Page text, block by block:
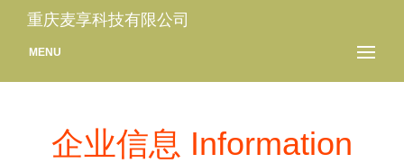
重庆麦享科技有限公司
MENU
企业信息 Information